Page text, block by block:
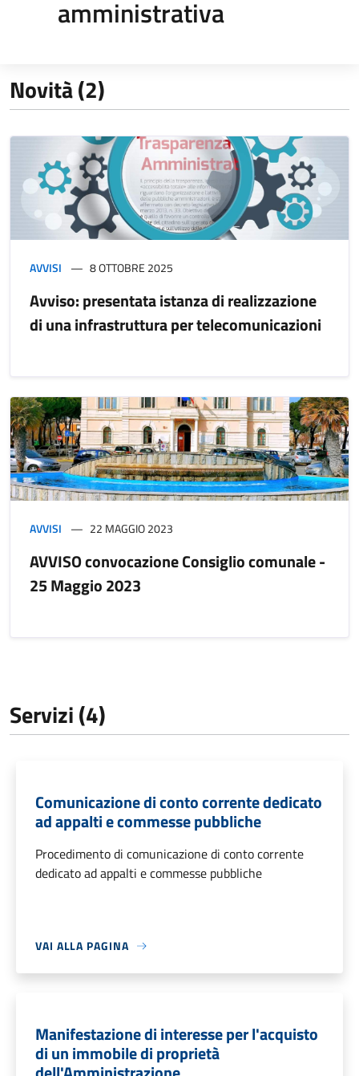
amministrativa
Novità (2)
AVVISI 8 OTTOBRE 2025
Avviso: presentata istanza di realizzazione
di una infrastruttura per telecomunicazioni
AVVISI 22 MAGGIO 2023
AVVISO convocazione Consiglio comunale -
25 Maggio 2023
Servizi (4)
Comunicazione di conto corrente dedicato
ad appalti e commesse pubbliche
Procedimento di comunicazione di conto corrente
dedicato ad appalti e commesse pubbliche
VAI ALLA PAGINA
Manifestazione di interesse per l'acquisto
di un immobile di proprietà